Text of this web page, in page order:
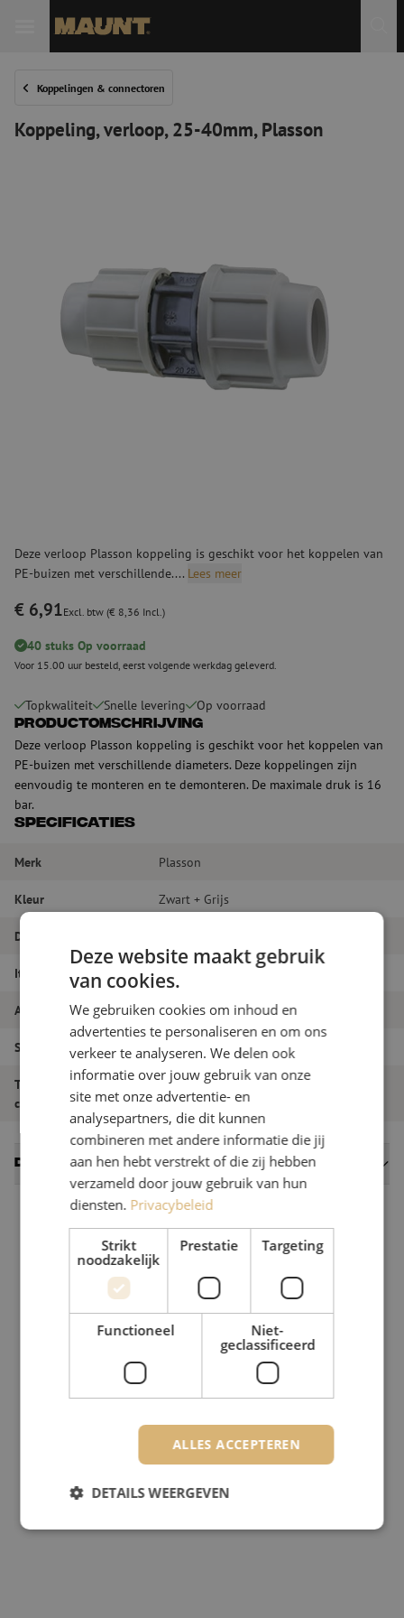
Koppelingen & connectoren
Koppeling, verloop, 25-40mm, Plasson
Deze verloop Plasson koppeling is geschikt voor het koppelen van
PE-buizen met verschillende.... Lees meer
€ 6,91Excl. btw (€ 8,36 Incl.)
40 stuks Op voorraad
Voor 15.00 uur besteld, eerst volgende werkdag geleverd.
Topkwaliteit Snelle levering Op voorraad
Productomschrijving
Deze verloop Plasson koppeling is geschikt voor het koppelen van
PE-buizen met verschillende diameters. Deze koppelingen zijn
eenvoudig te monteren en te demonteren. De maximale druk is 16
bar.
Specificaties
Merk Plasson
Kleur Zwart + Grijs
Diameter
Itemnaam Koppeling, verloop, 25-40mm, Plasson
Artikelnummer M00000025
Soort product Koppelingen - Connectoren
Type
connector/koppeling
Verloop
Datasheets
Deze website maakt gebruik
van cookies.
We gebruiken cookies om inhoud en
advertenties te personaliseren en om ons
verkeer te analyseren. We delen ook
informatie over jouw gebruik van onze
site met onze advertentie- en
analysepartners, die dit kunnen
combineren met andere informatie die jij
aan hen hebt verstrekt of die zij hebben
verzameld door jouw gebruik van hun
diensten. Privacybeleid
Strikt
noodzakelijk
Prestatie Targeting
Functioneel
Niet-
geclassificeerd
ALLES ACCEPTEREN
DETAILS WEERGEVEN